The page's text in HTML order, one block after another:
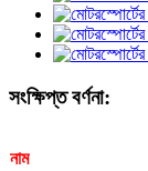
সংক্ষিপ্ত বর্ণনা:
নাম